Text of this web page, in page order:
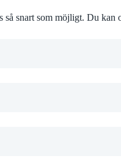
snart som möjligt. Du kan